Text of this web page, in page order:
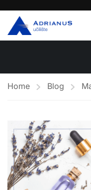
Home Blog